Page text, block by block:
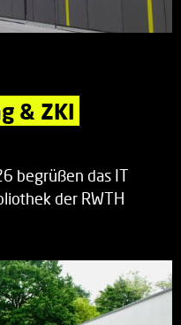
& ZKI
begrüßen das IT
der RWTH